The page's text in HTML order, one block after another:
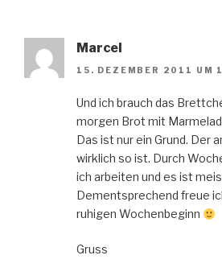
Marcel
15. DEZEMBER 2011 UM
Und ich brauch das
morgen Brot mit
Das ist nur ein Grund. Der
wirklich so ist. Durch
ich arbeiten und es ist
Dementsprechend freue
ruhigen Wochenbeginn
Gruss